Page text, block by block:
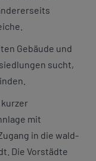
Gebäude und
sucht,
mit
in die wald-
Die Vorstädte